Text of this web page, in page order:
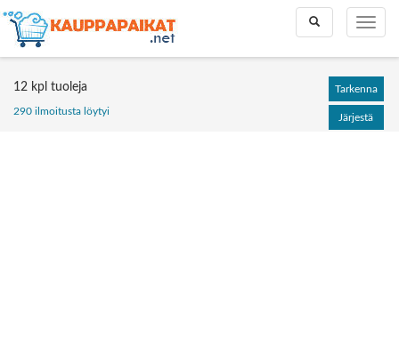
Toggle
Toggle
search
12 kpl tuoleja
290 ilmoitusta löytyi
Tarkenna
Järjestä